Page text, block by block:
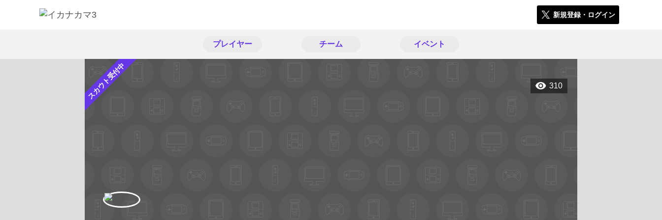
新規登録・ログイン
プレイヤー チーム イベント
スカウト受付中 310